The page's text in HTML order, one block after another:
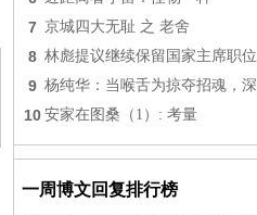
7 京城四大无耻 之 老舍
8 林彪提议继续保留国家主席职位
9 杨纯华：当喉舌为掠夺招魂，深
10 安家在图桑（1）: 考量
一周博文回复排行榜